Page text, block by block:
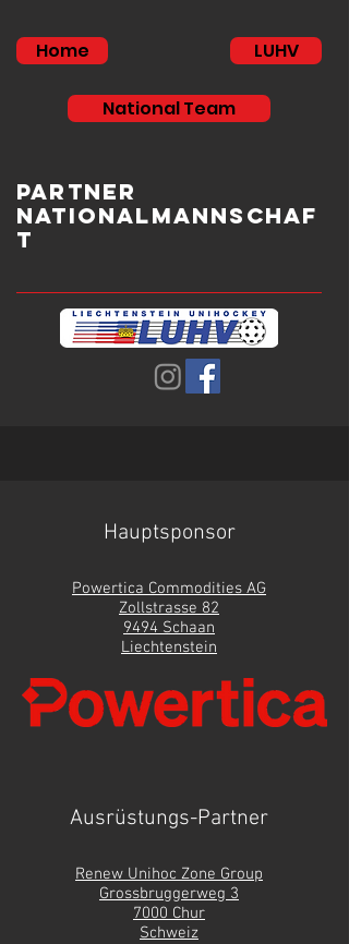
Home LUHV
National Team
Partner
Nationalmannschaf
t
Hauptsponsor
Powertica Commodities AG
Zollstrasse 82
9494 Schaan
Liechtenstein
Ausrüstungs-Partner
Renew Unihoc Zone Group
Grossbruggerweg 3
7000 Chur
Schweiz